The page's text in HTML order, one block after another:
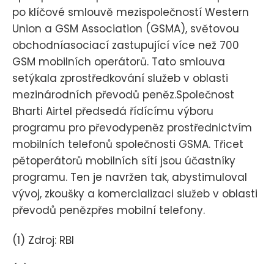
po klíčové smlouvě mezispolečností Western
Union a GSM Association (GSMA), světovou
obchodníasociací zastupující více než 700
GSM mobilních operátorů. Tato smlouva
setýkala zprostředkování služeb v oblasti
mezinárodních převodů peněz.Společnost
Bharti Airtel předsedá řídícímu výboru
programu pro převodypeněz prostřednictvím
mobilních telefonů společnosti GSMA. Třicet
pětoperátorů mobilních sítí jsou účastníky
programu. Ten je navržen tak, abystimuloval
vývoj, zkoušky a komercializaci služeb v oblasti
převodů penězpřes mobilní telefony.
(1) Zdroj: RBI